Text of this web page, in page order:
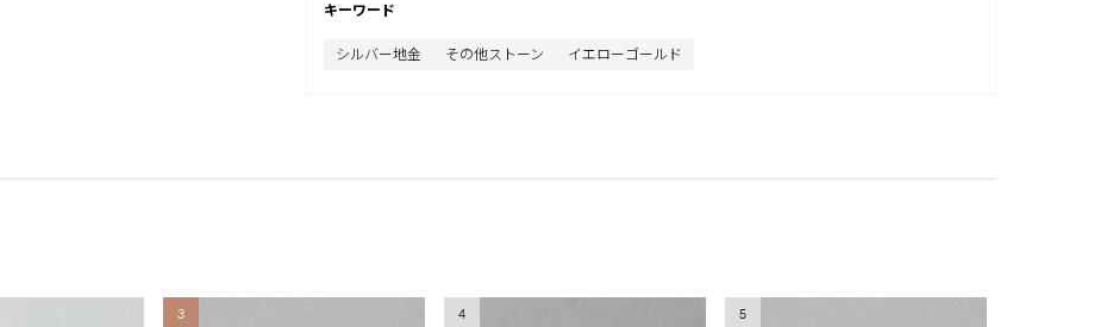
キーワード
シルバー地金 その他ストーン イエローゴールド
3 4 5